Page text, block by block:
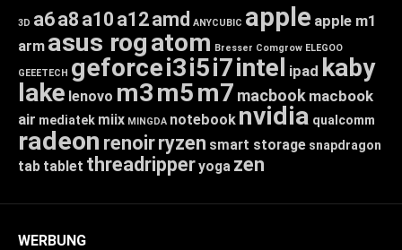
3D a6a8 a10 a12amd ANYCUBIC apple apple m1
arm asus rogatom Bresser Comgrow ELEGOO
GEEETECH geforcei3i5i7intel ipad kaby
lake lenovo m3m5m7 macbook macbook
air mediatek miix MINGDA notebook nvidia qualcomm
radeon renoirryzen smart storage snapdragon
tab tablet threadripperyoga zen
WERBUNG